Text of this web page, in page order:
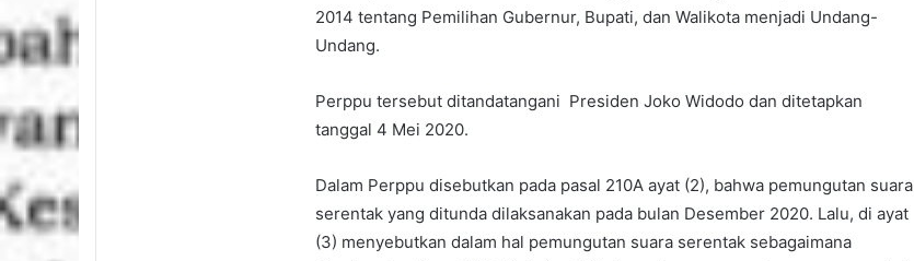
2014 tentang Pemilihan Gubernur, Bupati, dan Walikota menjadi Undang-
Undang.
Perppu tersebut ditandatangani Presiden Joko Widodo dan ditetapkan
tanggal 4 Mei 2020.
Dalam Perppu disebutkan pada pasal 210A ayat (2), bahwa pemungutan suara
serentak yang ditunda dilaksanakan pada bulan Desember 2020. Lalu, di ayat
(3) menyebutkan dalam hal pemungutan suara serentak sebagaimana